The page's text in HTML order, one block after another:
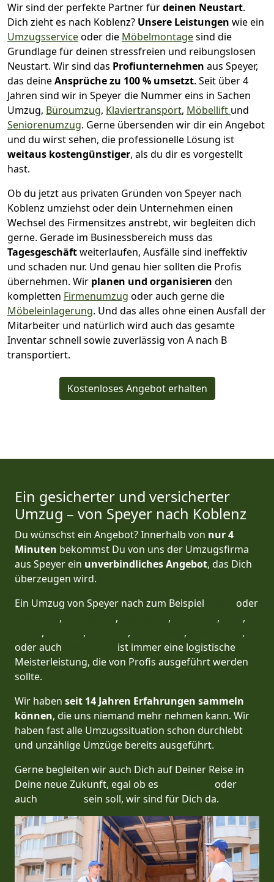
Wir sind der perfekte Partner fürdeinen Neustart.
Dich zieht es nach Koblenz? Unsere Leistungen wie ein
Umzugsserviceoder die Möbelmontagesind die
Grundlage für deinen stressfreien und reibungslosen
Neustart. Wir sind das Profiunternehmen aus Speyer,
das deineAnsprüche zu 100 % umsetzt. Seit über 4
Jahren sind wir in Speyer die Nummer eins in Sachen
Umzug, Büroumzug, Klaviertransport, Möbellift und
Seniorenumzug. Gerne übersenden wir dir ein Angebot
und du wirst sehen, die professionelle Lösung ist
weitaus kostengünstiger, als du dir es vorgestellt
hast.
Ob du jetzt aus privaten Gründen von Speyer nach
Koblenz umziehst oder dein Unternehmen einen
Wechsel des Firmensitzes anstrebt, wir begleiten dich
gerne. Gerade im Businessbereich muss das
Tagesgeschäftweiterlaufen, Ausfälle sind ineffektiv
und schaden nur. Und genau hier sollten die Profis
übernehmen. Wir planen und organisieren den
kompletten Firmenumzug oder auch gerne die
Möbeleinlagerung. Und das alles ohne einen Ausfall der
Mitarbeiter und natürlich wird auch das gesamte
Inventar schnell sowie zuverlässig von A nach B
transportiert.
Kostenloses Angebot erhalten
Ein gesicherter und versicherter
Umzug – von Speyer nach Koblenz
Du wünschst ein Angebot? Innerhalb von nur 4
Minuten bekommst Du von uns der Umzugsfirma
aus Speyer ein unverbindliches Angebot, das Dich
überzeugen wird.
Ein Umzug von Speyer nach zum Beispiel
oder
, , , ,
,
, , , ,
,
oder auch
ist immer eine logistische
Meisterleistung, die von Profis ausgeführt werden
sollte.
Wir haben seit 14 Jahren Erfahrungen sammeln
können, die uns niemand mehr nehmen kann. Wir
haben fast alle Umzugssituation schon durchlebt
und unzählige Umzüge bereits ausgeführt.
Gerne begleiten wir auch Dich auf Deiner Reise in
Deine neue Zukunft, egal ob es
oder
auch
sein soll, wir sind für Dich da.